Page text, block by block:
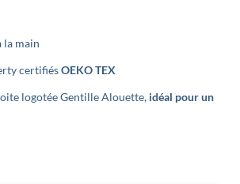
la main
certifiésOEKO TEX
logotée Gentille Alouette, idéal pour un